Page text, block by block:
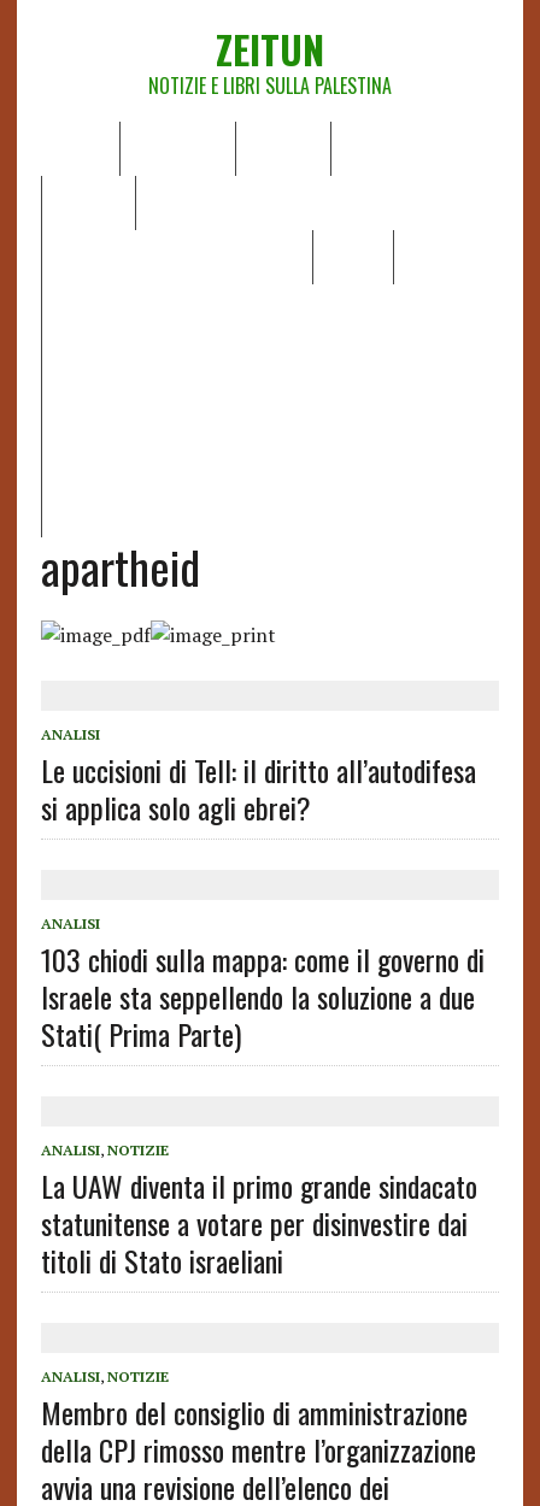
ZEITUN
NOTIZIE E LIBRI SULLA PALESTINA
apartheid
ANALISI
Le uccisioni di Tell: il diritto all’autodifesa
si applica solo agli ebrei?
ANALISI
103 chiodi sulla mappa: come il governo di
Israele sta seppellendo la soluzione a due
Stati( Prima Parte)
ANALISI, NOTIZIE
La UAW diventa il primo grande sindacato
statunitense a votare per disinvestire dai
titoli di Stato israeliani
ANALISI, NOTIZIE
Membro del consiglio di amministrazione
della CPJ rimosso mentre l’organizzazione
avvia una revisione dell’elenco dei